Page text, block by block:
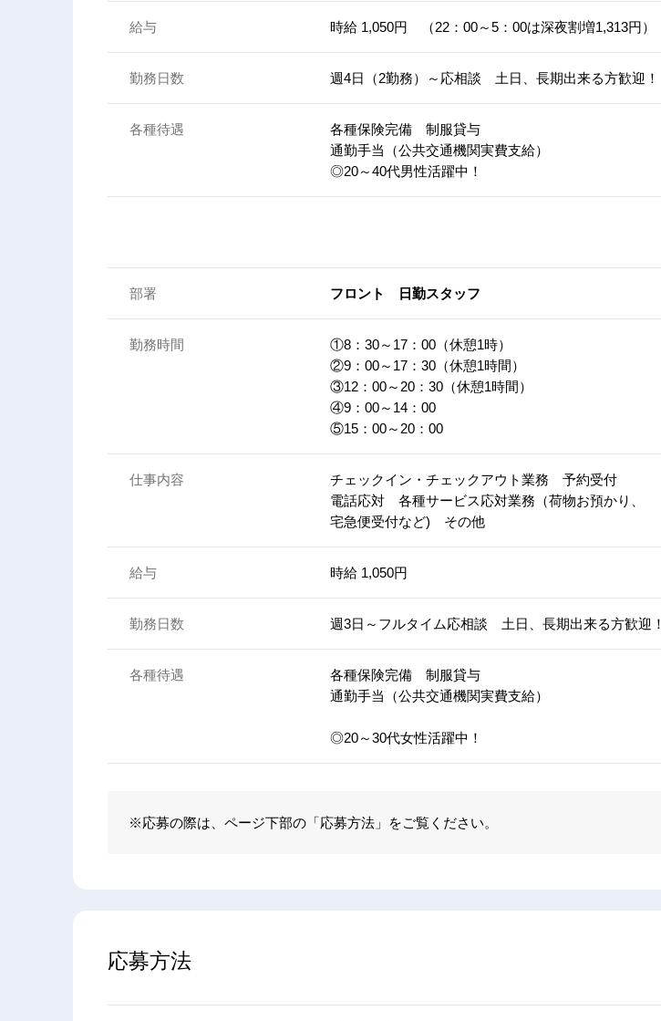
給与 時給 1,050円 （22：00～5：00は深夜割増1,313円）
勤務日数 週4日（2勤務）～応相談 土日、長期出来る方歓迎！
各種待遇
各種保険完備 制服貸与
通勤手当（公共交通機関実費支給）
◎20～40代男性活躍中！
部署 フロント 日勤スタッフ
勤務時間
①8：30～17：00（休憩1時）
②9：00～17：30（休憩1時間）
③12：00～20：30（休憩1時間）
④9：00～14：00
⑤15：00～20：00
仕事内容
チェックイン・チェックアウト業務 予約受付
電話応対 各種サービス応対業務（荷物お預かり、
宅急便受付など) その他
給与 時給 1,050円
勤務日数 週3日～フルタイム応相談 土日、長期出来る方歓迎！
各種待遇
各種保険完備 制服貸与
通勤手当（公共交通機関実費支給）
◎20～30代女性活躍中！
※応募の際は、ページ下部の「応募方法」をご覧ください。
応募方法